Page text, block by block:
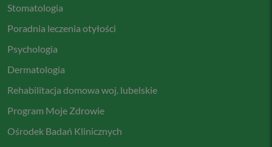
Stomatologia
Poradnia leczenia otyłości
Psychologia
Dermatologia
Rehabilitacja domowa woj. lubelskie
Program Moje Zdrowie
Ośrodek Badań Klinicznych